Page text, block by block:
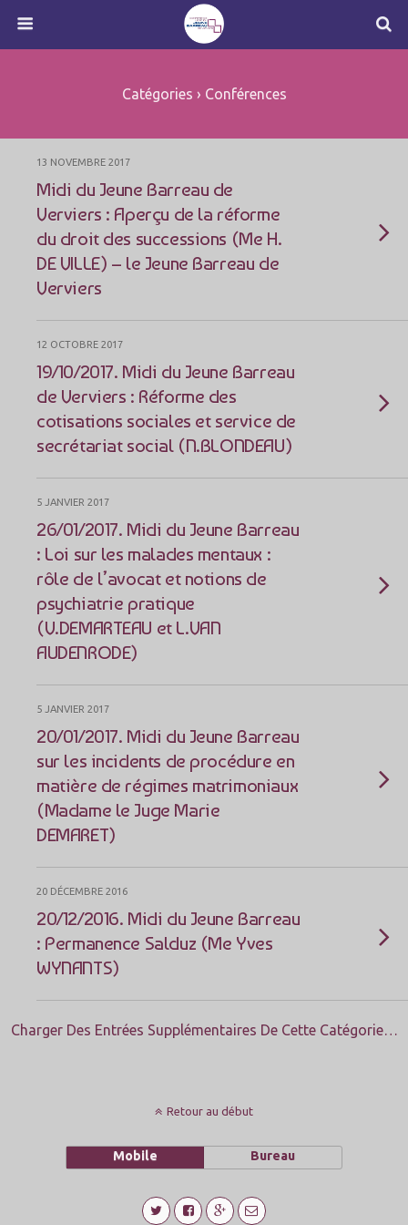
Catégories › Conférences
13 NOVEMBRE 2017
Midi du Jeune Barreau de
Verviers : Aperçu de la réforme
du droit des successions (Me H.
DE VILLE) – le Jeune Barreau de
Verviers
12 OCTOBRE 2017
19/10/2017. Midi du Jeune Barreau
de Verviers : Réforme des
cotisations sociales et service de
secrétariat social (N.BLONDEAU)
5 JANVIER 2017
26/01/2017. Midi du Jeune Barreau
: Loi sur les malades mentaux :
rôle de l’avocat et notions de
psychiatrie pratique
(V.DEMARTEAU et L.VAN
AUDENRODE)
5 JANVIER 2017
20/01/2017. Midi du Jeune Barreau
sur les incidents de procédure en
matière de régimes matrimoniaux
(Madame le Juge Marie
DEMARET)
20 DÉCEMBRE 2016
20/12/2016. Midi du Jeune Barreau
: Permanence Salduz (Me Yves
WYNANTS)
Charger Des Entrées Supplémentaires De Cette Catégorie…
Retour au début
Mobile Bureau